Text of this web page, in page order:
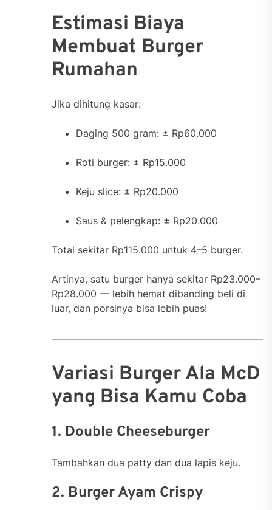
Estimasi Biaya
Membuat Burger
Rumahan
Jika dihitung kasar:
Daging 500 gram: ± Rp60.000
Roti burger: ± Rp15.000
Keju slice: ± Rp20.000
Saus & pelengkap: ± Rp20.000
Total sekitar Rp115.000 untuk 4–5 burger.
Artinya, satu burger hanya sekitar Rp23.000–
Rp28.000 — lebih hemat dibanding beli di
luar, dan porsinya bisa lebih puas!
Variasi Burger Ala McD
yang Bisa Kamu Coba
1. Double Cheeseburger
Tambahkan dua patty dan dua lapis keju.
2. Burger Ayam Crispy